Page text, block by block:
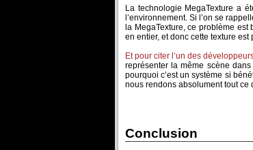
La technologie MegaTexture a
l’environnement. Si l’on se
la MegaTexture, ce problème
en entier, et donc cette texture
Et pour citer l’un des
représenter la même scène
pourquoi c’est un système si
nous rendons absolument tout ce
Conclusion